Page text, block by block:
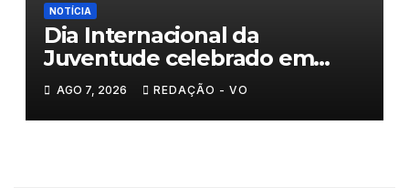
NOTÍCIA
Dia Internacional da
Juventude celebrado em
Chaves com atividades
gratuitas
AGO 7, 2026 REDAÇÃO - VO